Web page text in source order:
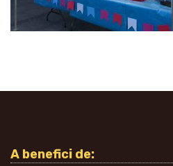
A benefici de: